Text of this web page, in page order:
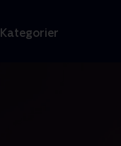
Kategorier